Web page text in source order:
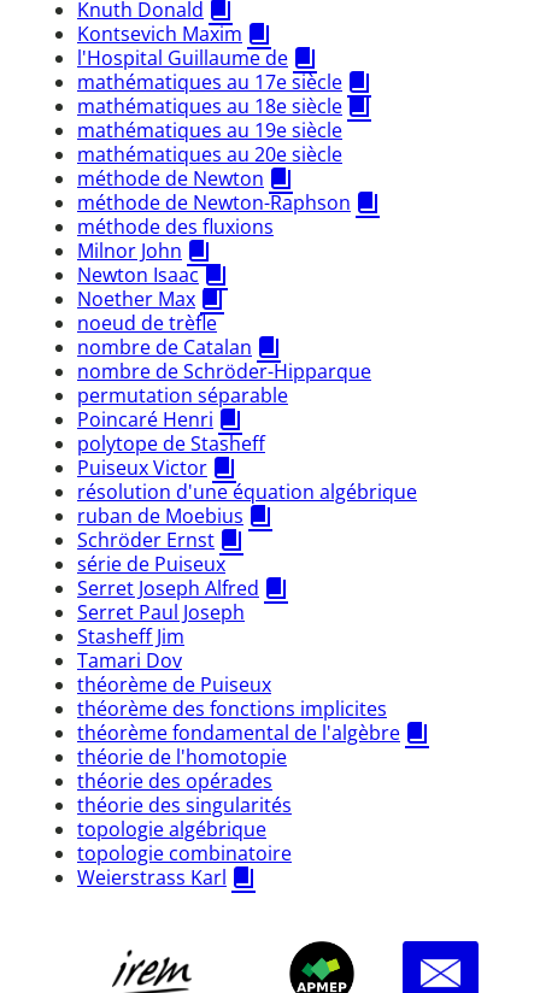
Knuth Donald
Kontsevich Maxim
l'Hospital Guillaume de
mathématiques au 17e siècle
mathématiques au 18e siècle
mathématiques au 19e siècle
mathématiques au 20e siècle
méthode de Newton
méthode de Newton-Raphson
méthode des fluxions
Milnor John
Newton Isaac
Noether Max
noeud de trèfle
nombre de Catalan
nombre de Schröder-Hipparque
permutation séparable
Poincaré Henri
polytope de Stasheff
Puiseux Victor
résolution d'une équation algébrique
ruban de Moebius
Schröder Ernst
série de Puiseux
Serret Joseph Alfred
Serret Paul Joseph
Stasheff Jim
Tamari Dov
théorème de Puiseux
théorème des fonctions implicites
théorème fondamental de l'algèbre
théorie de l'homotopie
théorie des opérades
théorie des singularités
topologie algébrique
topologie combinatoire
Weierstrass Karl